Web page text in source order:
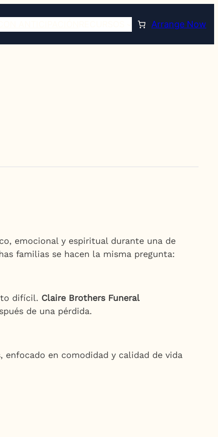
Arrange Now
emocional y espiritual durante una de
familias se hacen la misma pregunta:
difícil. Claire Brothers Funeral
de una pérdida.
enfocado en comodidad y calidad de vida